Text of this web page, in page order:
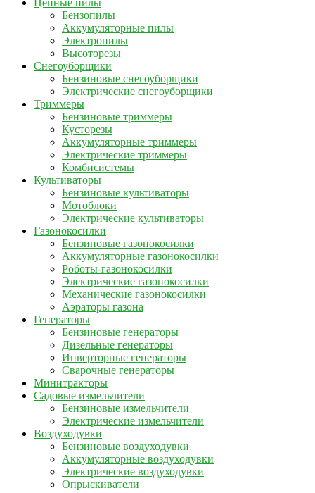
Цепные пилы
Бензопилы
Аккумуляторные пилы
Электропилы
Высоторезы
Снегоуборщики
Бензиновые снегоуборщики
Электрические снегоуборщики
Триммеры
Бензиновые триммеры
Кусторезы
Аккумуляторные триммеры
Электрические триммеры
Комбисистемы
Культиваторы
Бензиновые культиваторы
Мотоблоки
Электрические культиваторы
Газонокосилки
Бензиновые газонокосилки
Аккумуляторные газонокосилки
Роботы-газонокосилки
Электрические газонокосилки
Механические газонокосилки
Аэраторы газона
Генераторы
Бензиновые генераторы
Дизельные генераторы
Инверторные генераторы
Сварочные генераторы
Минитракторы
Садовые измельчители
Бензиновые измельчители
Электрические измельчители
Воздуходувки
Бензиновые воздуходувки
Аккумуляторные воздуходувки
Электрические воздуходувки
Опрыскиватели